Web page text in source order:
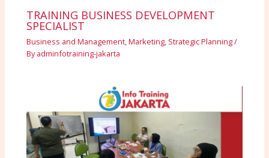
TRAINING BUSINESS DEVELOPMENT
SPECIALIST
Business and Management,Marketing, Strategic Planning/
Byadminfotraining-jakarta